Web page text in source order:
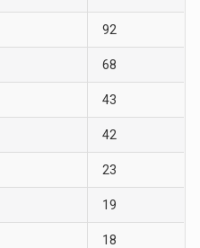
92
68
43
42
23
19
18